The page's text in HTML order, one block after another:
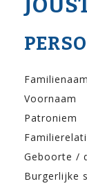
Familienaam
Voornaam
Patroniem
Geboorte /
Burgerlijke